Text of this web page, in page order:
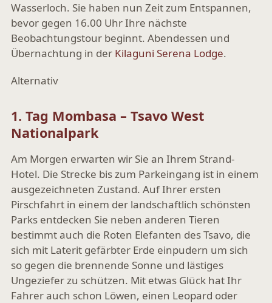
Wasserloch. Sie haben nun Zeit zum Entspannen,
bevor gegen 16.00 Uhr Ihre nächste
Beobachtungstour beginnt. Abendessen und
Übernachtung in der Kilaguni Serena Lodge.
Alternativ
1. Tag Mombasa – Tsavo West
Nationalpark
Am Morgen erwarten wir Sie an Ihrem Strand-
Hotel. Die Strecke bis zum Parkeingang ist in einem
ausgezeichneten Zustand. Auf Ihrer ersten
Pirschfahrt in einem der landschaftlich schönsten
Parks entdecken Sie neben anderen Tieren
bestimmt auch die Roten Elefanten des Tsavo, die
sich mit Laterit gefärbter Erde einpudern um sich
so gegen die brennende Sonne und lästiges
Ungeziefer zu schützen. Mit etwas Glück hat Ihr
Fahrer auch schon Löwen, einen Leopard oder